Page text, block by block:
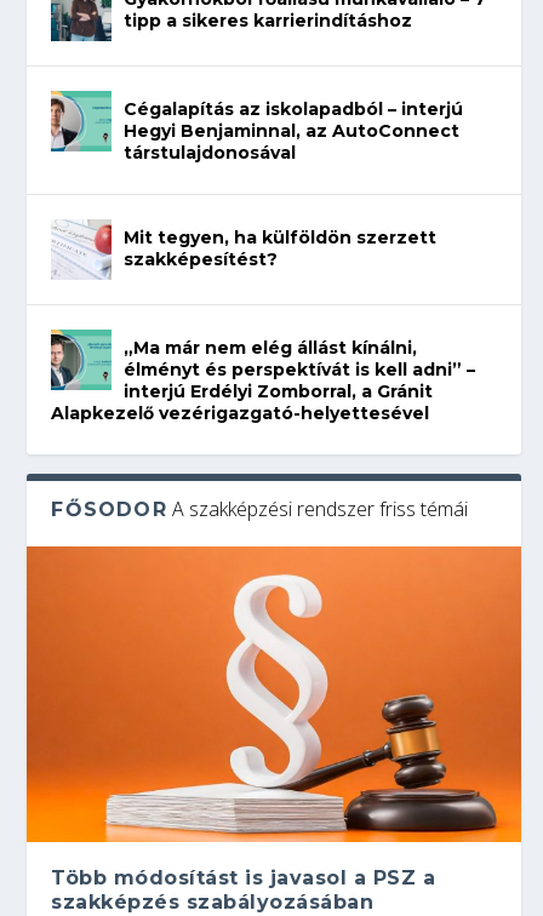
tipp a sikeres karrierindításhoz
Cégalapítás az iskolapadból – interjú
Hegyi Benjaminnal, az AutoConnect
társtulajdonosával
Mit tegyen, ha külföldön szerzett
szakképesítést?
„Ma már nem elég állást kínálni,
élményt és perspektívát is kell adni” –
interjú Erdélyi Zomborral, a Gránit
Alapkezelő vezérigazgató-helyettesével
FŐSODOR A szakképzési rendszer friss témái
Több módosítást is javasol a PSZ a
szakképzés szabályozásában